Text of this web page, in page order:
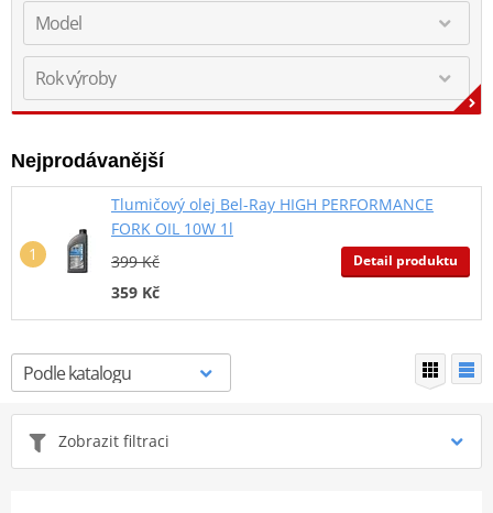
Nejprodávanější
Tlumičový olej Bel-Ray HIGH PERFORMANCE
FORK OIL 10W 1l
399 Kč
359 Kč
Detail produktu
Zobrazit filtraci